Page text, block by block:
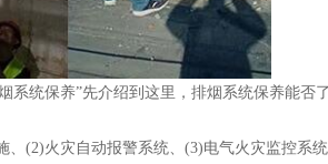
统保养”先介绍到这里， 排烟系统保养能否
(2)火灾自动报警系统、(3)电气火灾监控系